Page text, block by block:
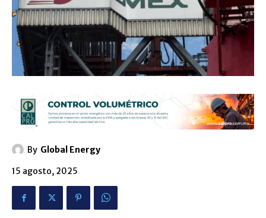
By Global Energy
15 agosto, 2025